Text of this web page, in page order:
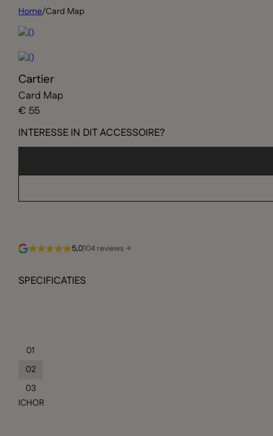
Home/Card Map
Cartier
Card Map
€ 55
INTERESSE IN DIT ACCESSOIRE?
5,0104 reviews →
SPECIFICATIES
01
02
03
ICHOR